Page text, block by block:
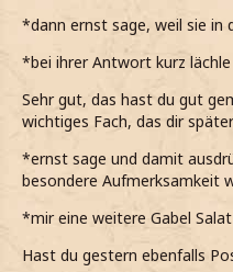
*dann ernst sage, weil sie in
*bei ihrer Antwort kurz
Sehr gut, das hast du gut
wichtiges Fach, das dir
*ernst sage und damit
besondere Aufmerksamkeit
*mir eine weitere Gabel
Hast du gestern ebenfalls